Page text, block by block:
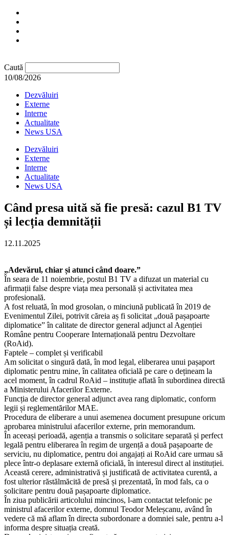
Caută
10/08/2026
Dezvăluiri
Externe
Interne
Actualitate
News USA
Dezvăluiri
Externe
Interne
Actualitate
News USA
Când presa uită să fie presă: cazul B1 TV
și lecția demnității
12.11.2025
„Adevărul, chiar și atunci când doare.”
În seara de 11 noiembrie, postul B1 TV a difuzat un material cu
afirmații false despre viața mea personală și activitatea mea
profesională.
A fost reluată, în mod grosolan, o minciună publicată în 2019 de
Evenimentul Zilei, potrivit căreia aș fi solicitat „două pașapoarte
diplomatice” în calitate de director general adjunct al Agenției
Române pentru Cooperare Internațională pentru Dezvoltare
(RoAid).
Faptele – complet și verificabil
Am solicitat o singură dată, în mod legal, eliberarea unui pașaport
diplomatic pentru mine, în calitatea oficială pe care o dețineam la
acel moment, în cadrul RoAid – instituție aflată în subordinea directă
a Ministerului Afacerilor Externe.
Funcția de director general adjunct avea rang diplomatic, conform
legii și reglementărilor MAE.
Procedura de eliberare a unui asemenea document presupune oricum
aprobarea ministrului afacerilor externe, prin memorandum.
În aceeași perioadă, agenția a transmis o solicitare separată și perfect
legală pentru eliberarea în regim de urgență a două pașapoarte de
serviciu, nu diplomatice, pentru doi angajați ai RoAid care urmau să
plece într-o deplasare externă oficială, în interesul direct al instituției.
Această cerere, administrativă și justificată de activitatea curentă, a
fost ulterior răstălmăcită de presă și prezentată, în mod fals, ca o
solicitare pentru două pașapoarte diplomatice.
În ziua publicării articolului mincinos, l-am contactat telefonic pe
ministrul afacerilor externe, domnul Teodor Meleșcanu, având în
vedere că mă aflam în directa subordonare a domniei sale, pentru a-l
informa despre situația creată.